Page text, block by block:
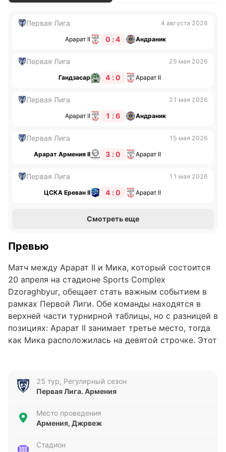
Первая Лига 4 августа 2026
Арарат II 0 : 4 Андраник
Первая Лига 25 мая 2026
Гандзасар 4 : 0 Арарат II
Первая Лига 21 мая 2026
Арарат II 1 : 6 Андраник
Первая Лига 15 мая 2026
Арарат Армения II 3 : 0 Арарат II
Первая Лига 11 мая 2026
ЦСКА Ереван II 4 : 0 Арарат II
Смотреть еще
Превью
Матч между Арарат II и Мика, который состоится
20 апреля на стадионе Sports Complex
Dzoraghbyur, обещает стать важным событием в
рамках Первой Лиги. Обе команды находятся в
верхней части турнирной таблицы, но с разницей в
позициях: Арарат II занимает третье место, тогда
как Мика расположилась на девятой строчке. Этот
Анализ формы команд
стабильность с двумя победами, двумя
голов и пропустила всего 4, что говорит о
25 тур, Регулярный сезон
Первая Лига. Армения
Место проведения
Армения, Джрвеж
Стадион